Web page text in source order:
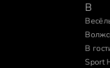
В
В
Sport